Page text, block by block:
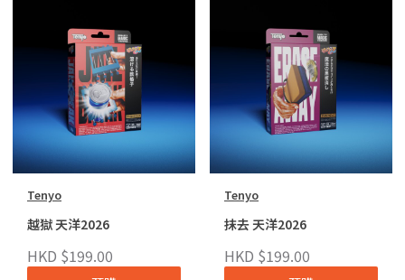
Tenyo
越獄 天洋2026
HKD $199.00
Tenyo
抹去 天洋2026
HKD $199.00